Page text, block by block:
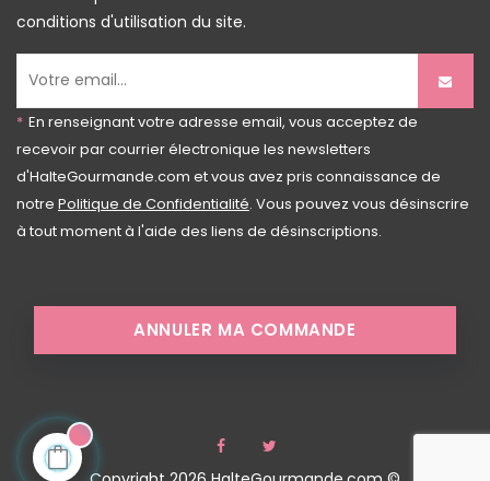
conditions d'utilisation du site.
* En renseignant votre adresse email, vous acceptez de
recevoir par courrier électronique les newsletters
d'HalteGourmande.com et vous avez pris connaissance de
notre Politique de Confidentialité. Vous pouvez vous désinscrire
à tout moment à l'aide des liens de désinscriptions.
ANNULER MA COMMANDE
Facebook